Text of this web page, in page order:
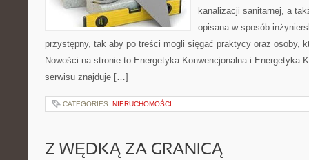
kanalizacji sanitarnej, a
opisana w sposób
przystępny, tak aby po treści mogli sięgać praktycy oraz osoby,
Nowości na stronie to Energetyka Konwencjonalna i Energetyka
serwisu znajduje […]
CATEGORIES: NIERUCHOMOŚCI
Z WĘDKĄ ZA GRANICĄ